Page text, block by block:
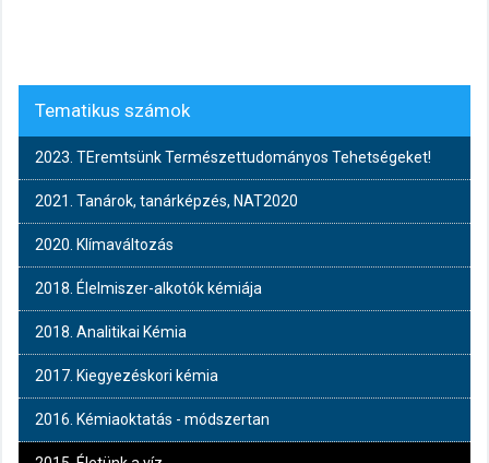
Tematikus számok
2023. TEremtsünk Természettudományos Tehetségeket!
2021. Tanárok, tanárképzés, NAT2020
2020. Klímaváltozás
2018. Élelmiszer-alkotók kémiája
2018. Analitikai Kémia
2017. Kiegyezéskori kémia
2016. Kémiaoktatás - módszertan